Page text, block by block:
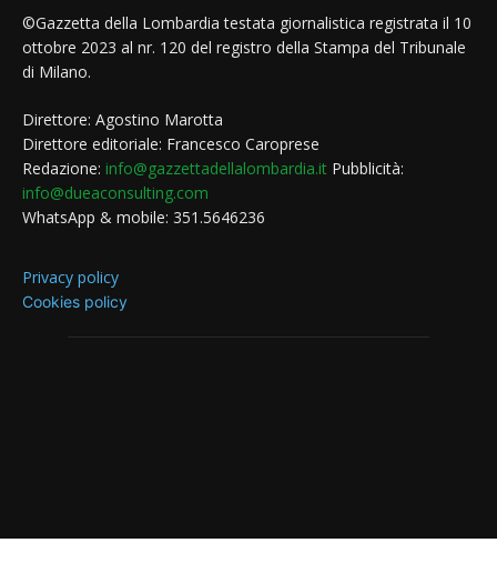
©Gazzetta della Lombardia testata giornalistica registrata il 10
ottobre 2023 al nr. 120 del registro della Stampa del Tribunale
di Milano.
Direttore: Agostino Marotta
Direttore editoriale: Francesco Caroprese
Redazione: info@gazzettadellalombardia.it Pubblicità:
info@dueaconsulting.com
WhatsApp & mobile: 351.5646236
Privacy policy
Cookies policy